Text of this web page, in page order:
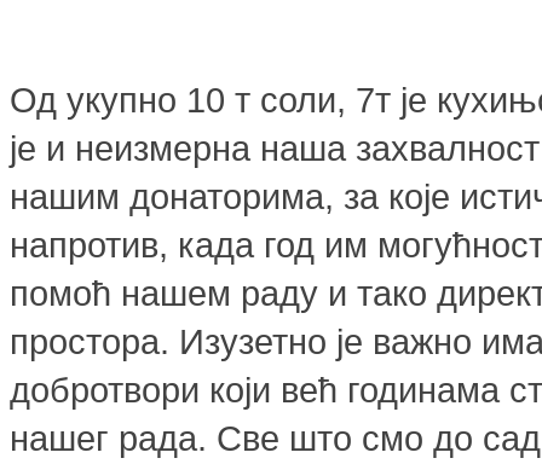
Од укупно 10 т соли, 7т је
је и неизмерна наша
нашим донаторима, за које
напротив, када год им
помоћ нашем раду и тако
простора. Изузетно је важно
добротвори који већ годинама
нашег рада. Све што смо до